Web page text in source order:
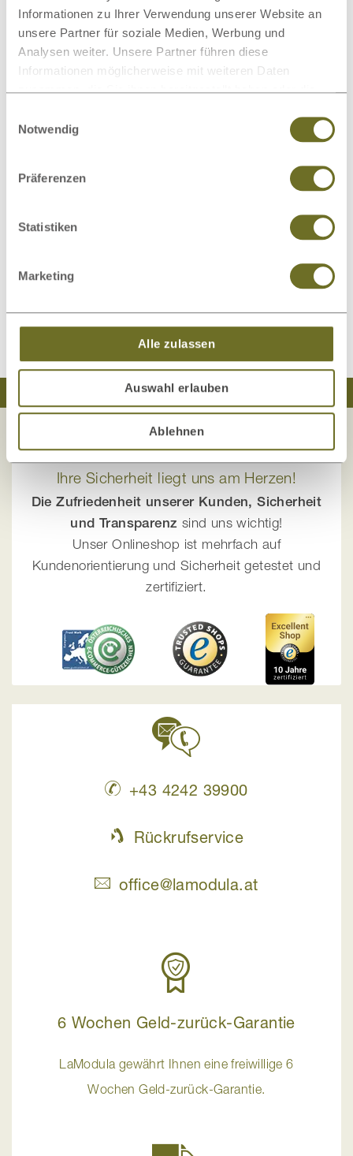
Informationen zu Ihrer Verwendung unserer Website an
unsere Partner für soziale Medien, Werbung und
Analysen weiter. Unsere Partner führen diese
Informationen möglicherweise mit weiteren Daten
zusammen, die Sie ihnen bereitgestellt haben oder die
haben.
Notwendig
Präferenzen
Statistiken
Marketing
Alle zulassen
Auswahl erlauben
Ablehnen
Schränke
Bio-Bettwäsche
Spannleintücher Wollteppiche
Lattenrost „Florian“ - Zirbe
Traumhaft schlafen Natürlich wohnen
Ihre Sicherheit liegt uns am Herzen!
Die Zufriedenheit unserer Kunden, Sicherheit
und Transparenz sind uns wichtig!
Unser Onlineshop ist mehrfach auf
Kundenorientierung und Sicherheit getestet und
zertifiziert.
+43 4242 39900
Rückrufservice
office@lamodula.at
6 Wochen Geld-zurück-Garantie
LaModula gewährt Ihnen eine freiwillige 6
Wochen Geld-zurück-Garantie.